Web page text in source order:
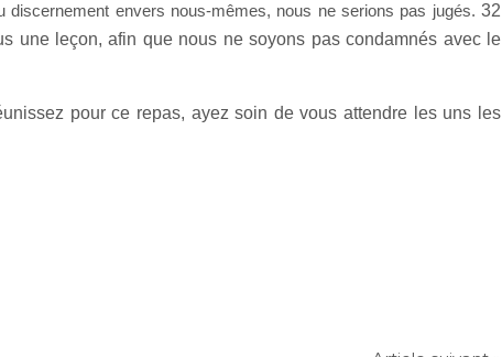
discernement envers nous-mêmes, nous ne serions pas jugés.32
une leçon, afin que nous ne soyons pas condamnés avec le
pour ce repas, ayez soin de vous attendre les uns les